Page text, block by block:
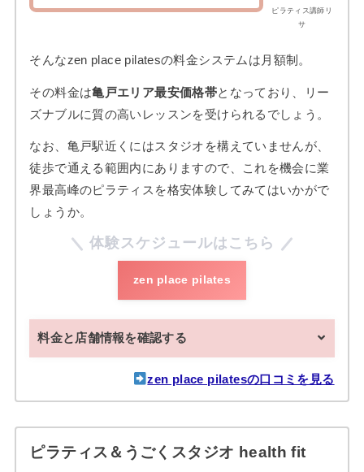
ピラティス講師リ
サ
そんなzen place pilatesの料金システムは月額制。
その料金は亀戸エリア最安価格帯となっており、リー
ズナブルに質の高いレッスンを受けられるでしょう。
なお、亀戸駅近くにはスタジオを構えていませんが、
徒歩で通える範囲内にありますので、これを機会に業
界最高峰のピラティスを格安体験してみてはいかがで
しょうか。
体験スケジュールはこちら
zen place pilates
料金と店舗情報を確認する
zen place pilatesの口コミを見る
ピラティス＆うごくスタジオ health fit